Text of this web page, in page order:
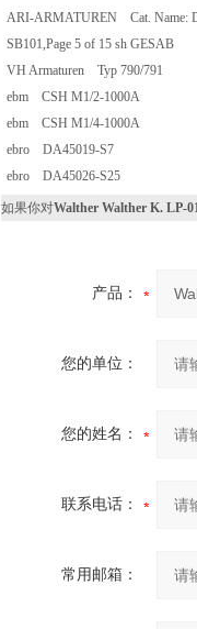
ARI-ARMATUREN Cat. Name:
SB101,Page 5 of 15 sh GESAB
VH Armaturen Typ 790/791
ebm CSH M1/2-1000A
ebm CSH M1/4-1000A
ebro DA45019-S7
ebro DA45026-S25
如果你对Walther Walther K. LP-
产品：
您的单位：
您的姓名：
联系电话：
常用邮箱：